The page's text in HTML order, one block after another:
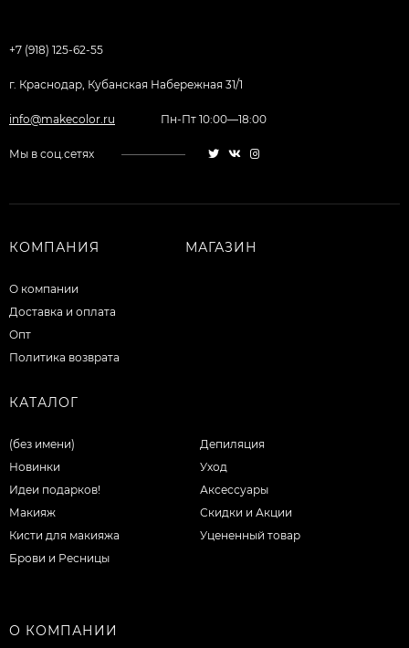
+7 (918) 125-62-55
г. Краснодар, Кубанская Набережная 31/1
info@makecolor.ru Пн-Пт 10:00—18:00
Мы в соц.сетях
КОМПАНИЯ
О компании
Доставка и оплата
Опт
Политика возврата
МАГАЗИН
КАТАЛОГ
(без имени)
Новинки
Идеи подарков!
Макияж
Кисти для макияжа
Брови и Ресницы
Депиляция
Уход
Аксессуары
Скидки и Акции
Уцененный товар
О КОМПАНИИ